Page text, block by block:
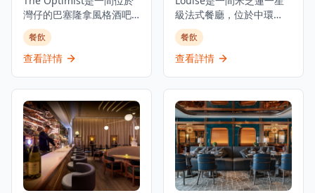
人提供頂級的日式用餐體
驗。
Queen's，提供精緻用餐
體驗，採預約制服務。
灣仔的巴塞隆拿風格酒吧
及西班牙烤肉餐廳，佔地
三層，提供正宗慷慨的西
班牙北部用餐體驗。餐廳
食，採用免服務費經營模
式。憑藉其西班牙北部料
理和雞尾酒，The
Optimist為客人提供正宗
的西班牙美食傳統，主打
適合分享和在充滿活力的
社交氛圍中享用的菜式。
餐飲
查看詳情
級法式餐廳，位於中環
PMQ（前已婚警察宿舍）
的兩層歷史建築內，是香
港的創意中心。這是JIA
Royer（前亞洲50最佳餐廳
第一名Odette主廚）的合
作項目，提供溫馨的法式
料理和真誠的款待服務。
餐廳由主廚Loïc Portalier
掌舵，展現精緻的法式料
理，採用最優質的時令食
餐飲
查看詳情